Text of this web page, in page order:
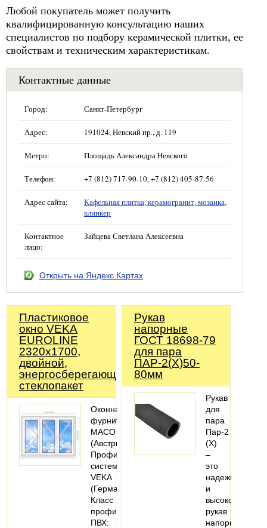
Любой покупатель может получить
квалифицированную консультацию наших
специалистов по подбору керамической плитки, ее
свойствам и техническим характеристикам.
Контактные данные
Город: Санкт-Петербург
Адрес: 191024, Невский пр., д. 119
Метро: Площадь Александра Невского
Телефон: +7 (812) 717-90-10, +7 (812) 405-87-56
Адрес сайта:
Кафельная плитка, керамогранит, мозаика,
клинкер
Контактное
лицо:
Зайцева Светлана Алексеевна
Открыть на Яндекс.Картах
Пластиковое
окно VEKA
EUROLINE
2320х1700,
двойной,
энергосберегающий
стеклопакет
Оконная
фурнитура
MACO
(Австрия).
Профильная
система:
VEKA
(Германия).
Класс
профиля
ПВХ:
Рукав
напорные
ГОСТ 18698-79
для пара
ПАР-2(Х)50-
80мм
Рукав
для
пара
Пар-2
(X)
–
это
надежный
и
рукав
напорный,